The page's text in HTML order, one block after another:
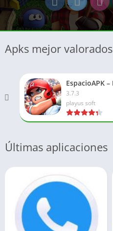
Apks mejor valorados
3.7.3
playus soft
Últimas aplicaciones